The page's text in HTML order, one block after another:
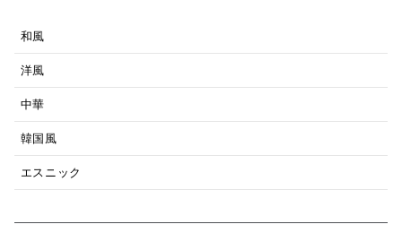
和風
洋風
中華
韓国風
エスニック